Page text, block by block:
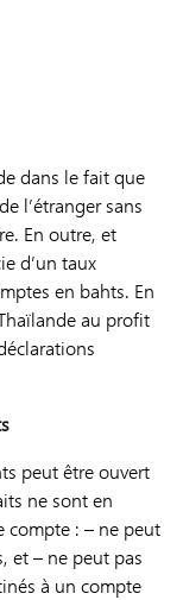
dans le fait que
l’étranger sans
En outre, et
d’un taux
en bahts. En
au profit
peut être ouvert
ne sont en
compte : – ne peut
et – ne peut pas
à un compte